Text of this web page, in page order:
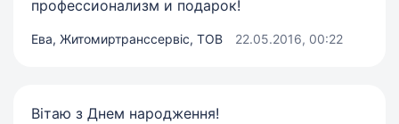
профессионализм и подарок!
Ева, Житомиртранссервіс, ТОВ 22.05.2016, 00:22
Вітаю з Днем народження!